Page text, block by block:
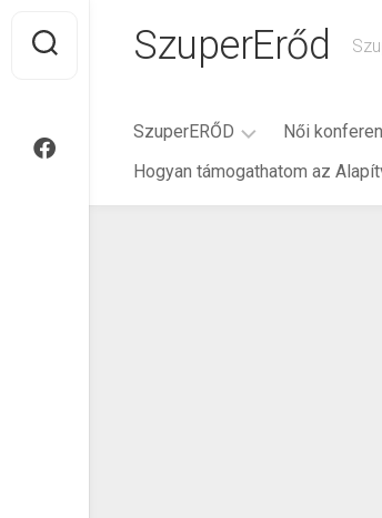
tartalomra
SzuperErőd
SzuperERŐD
Rólam
Női
Hogyan támogathatom az